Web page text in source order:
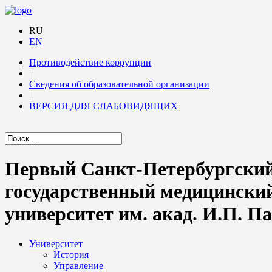
RU
EN
Противодействие коррупции
|
Сведения об образовательной организации
|
ВЕРСИЯ ДЛЯ СЛАБОВИДЯЩИХ
Первый Санкт-
государственный
университет им. акад. И.П.
Университет
История
Управление